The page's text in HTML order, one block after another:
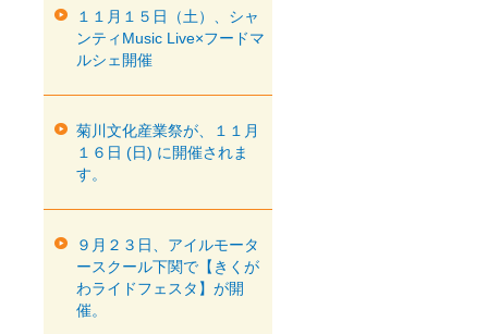
１１月１５日（土）、シャ
ンティMusic Live×フードマ
ルシェ開催
菊川文化産業祭が、１１月
１６日 (日) に開催されま
す。
９月２３日、アイルモータ
ースクール下関で【きくが
わライドフェスタ】が開
催。